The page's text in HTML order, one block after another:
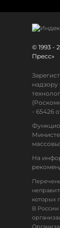
© 1993 -
Пресс»
- 65426
На
которых
В